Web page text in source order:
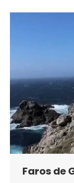
Faros de